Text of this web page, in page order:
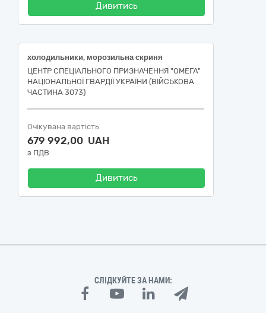
Дивитись
холодильники, морозильна скриня
ЦЕНТР СПЕЦІАЛЬНОГО ПРИЗНАЧЕННЯ "ОМЕГА"
НАЦІОНАЛЬНОЇ ГВАРДІЇ УКРАЇНИ (ВІЙСЬКОВА
ЧАСТИНА 3073)
Очікувана вартість
679 992,00 UAH
з ПДВ
Дивитись
СЛІДКУЙТЕ ЗА НАМИ: